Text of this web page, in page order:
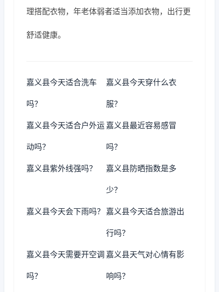
理搭配衣物，年老体弱者适当添加衣物，出行更
舒适健康。
嘉义县今天适合洗车
吗？
嘉义县今天穿什么衣
服？
嘉义县今天适合户外运
动吗？
嘉义县最近容易感冒
吗？
嘉义县紫外线强吗？ 嘉义县防晒指数是多
少？
嘉义县今天会下雨吗？ 嘉义县今天适合旅游出
行吗？
嘉义县今天需要开空调
吗？
嘉义县天气对心情有影
响吗？